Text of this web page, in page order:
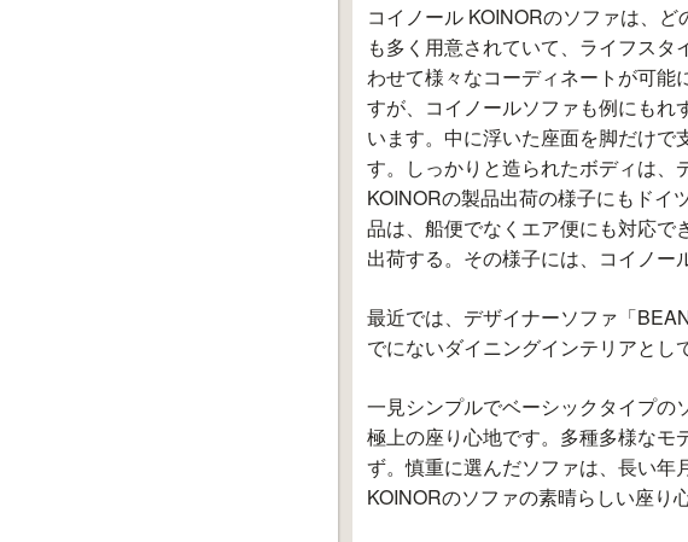
コイノール KOINORのソファは、
も多く用意されていて、ライフス
わせて様々なコーディネートが可能
すが、コイノールソファも例にもれ
います。中に浮いた座面を脚だけで
す。しっかりと造られたボディは、
KOINORの製品出荷の様子にもドイ
品は、船便でなくエア便にも対応で
出荷する。その様子には、コイノー
最近では、デザイナーソファ「
でにないダイニングインテリアとし
一見シンプルでベーシックタイプの
極上の座り心地です。多種多様なモ
ず。慎重に選んだソファは、長い年
KOINORのソファの素晴らしい座り